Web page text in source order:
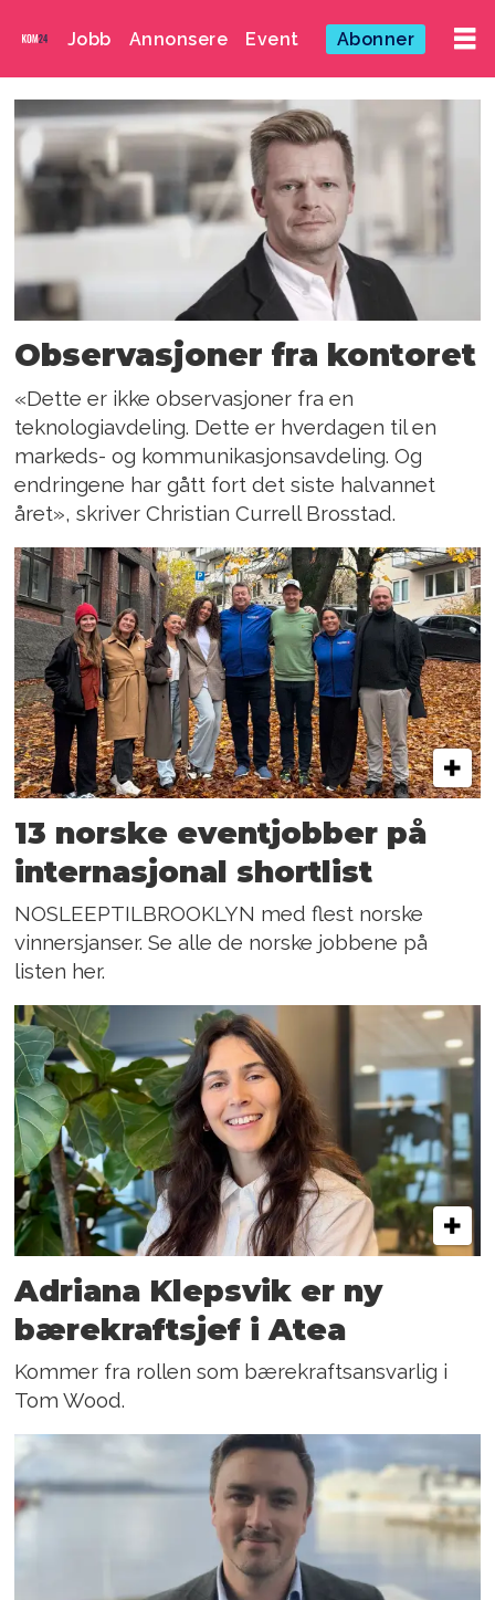
Jobb Annonsere Event Abonner
Emne:
atea
Observasjoner fra kontoret
«Dette er ikke observasjoner fra en
teknologiavdeling. Dette er hverdagen til en
markeds- og kommunikasjonsavdeling. Og
endringene har gått fort det siste halvannet
året», skriver Christian Currell Brosstad.
13 norske eventjobber på
internasjonal shortlist
NOSLEEPTILBROOKLYN med flest norske
vinnersjanser. Se alle de norske jobbene på
listen her.
Adriana Klepsvik er ny
bærekraftsjef i Atea
Kommer fra rollen som bærekraftsansvarlig i
Tom Wood.